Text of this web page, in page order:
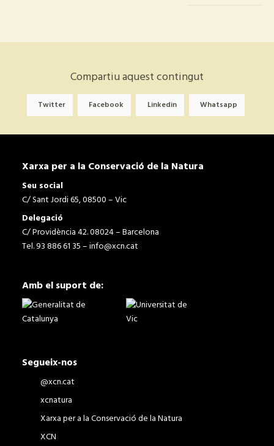
Compartiu aquest contingut
Twitter Facebook Linkedin Whatsapp
Xarxa per a la Conservació de la Natura
Seu social
C/ Sant Jordi 65, 08500 – Vic
Delegació
C/ Providència 42. 08024 – Barcelona
Tel. 93 886 61 35 –info@xcn.cat
Amb el suport de:
Segueix-nos
@xcn.cat
xcnatura
Xarxa per a la Conservació de la Natura
XCN